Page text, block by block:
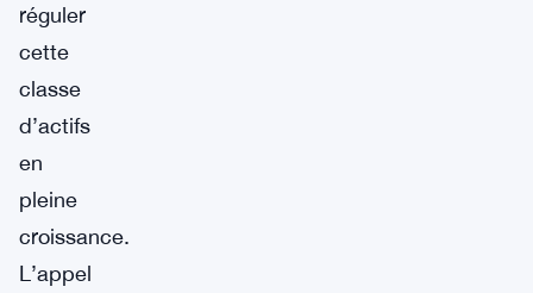
réguler
cette
classe
d’actifs
en
pleine
croissance.
L’appel